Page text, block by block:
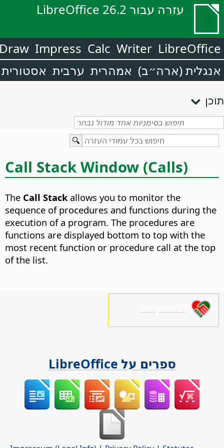
עזרה עבור LibreOffice 26.2
LibreOffice
Writer
Calc
Impress
אנגלית (ארה״ב) אמהרית ערבית אסטורית
תוכן
Call Stack Window (Calls)
The Call Stackallows you to monitor the
sequence of procedures and functions during the
execution of a program. The procedures are
functions are displayed bottom to top with the
most recent function or procedure call at the top
of the list.
ספרים על LibreOffice